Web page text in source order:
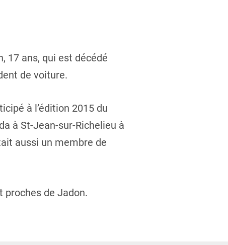
17 ans, qui est décédé
de voiture.
à l’édition 2015 du
à St-Jean-sur-Richelieu à
aussi un membre de
proches de Jadon.